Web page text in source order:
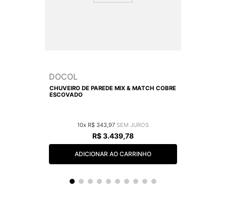
DOCOL
CHUVEIRO DE PAREDE MIX & MATCH COBRE
ESCOVADO
10 R$ 343 97
R$3.439,78
ADICIONAR AO CARRINHO